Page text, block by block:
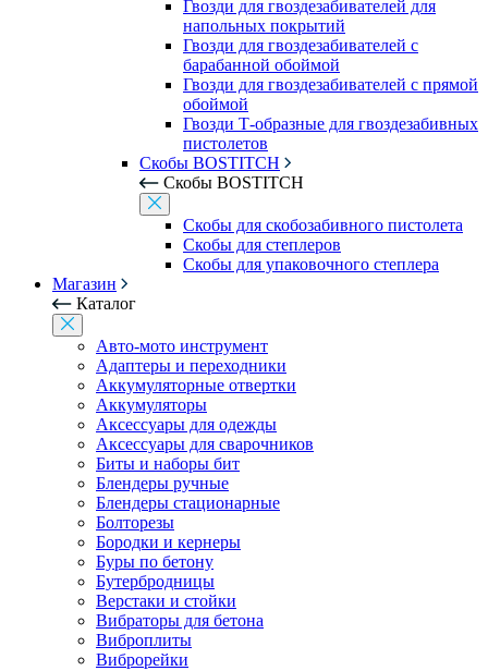
Гвозди для гвоздезабивателей для
напольных покрытий
Гвозди для гвоздезабивателей с
барабанной обоймой
Гвозди для гвоздезабивателей с прямой
обоймой
Гвозди Т-образные для гвоздезабивных
пистолетов
Скобы BOSTITCH
Скобы BOSTITCH
Скобы для скобозабивного пистолета
Скобы для степлеров
Скобы для упаковочного степлера
Магазин
Каталог
Авто-мото инструмент
Адаптеры и переходники
Аккумуляторные отвертки
Аккумуляторы
Аксессуары для одежды
Аксессуары для сварочников
Биты и наборы бит
Блендеры ручные
Блендеры стационарные
Болторезы
Бородки и кернеры
Буры по бетону
Бутербродницы
Верстаки и стойки
Вибраторы для бетона
Виброплиты
Виброрейки